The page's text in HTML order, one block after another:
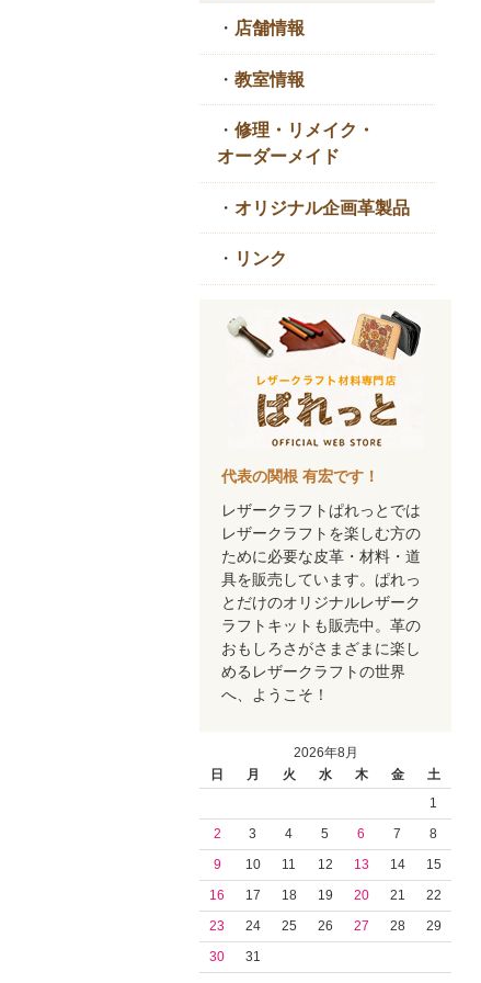
・ 店舗情報
・ 教室情報
・ 修理・リメイク・
オーダーメイド
・ オリジナル企画革製品
・ リンク
代表の関根 有宏です！
レザークラフトぱれっとでは
レザークラフトを楽しむ方の
ために必要な皮革・材料・道
具を販売しています。ぱれっ
とだけのオリジナルレザーク
ラフトキットも販売中。革の
おもしろさがさまざまに楽し
めるレザークラフトの世界
へ、ようこそ！
2026年8月
日
月 火 水 木 金
土
1
2
3 4 5 6 7
8
9
10 11 12 13 14
15
16
17 18 19 20 21
22
23
24 25 26 27 28
29
30
31